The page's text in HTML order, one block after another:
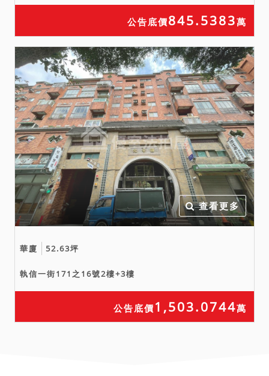
司法資源有限，縱經本院以
通常方式予以調查，仍難保
證絕無上情，此部分請投標
人斟酌自行查明注意，於
「應買前」或「投標前」應
自行向鄰里機關查訪探詢，
於綜合考量相關風險後再行
投標或應買。拍定後均不得
以此為由聲請減少價金或聲
請撤銷拍定。
九、投標人應攜帶國民身分
證、印章、如委任他人代為
投標、應提出委任狀與受任
人之身分證、印章；投標人
項規定，向土地或建物所在
該不動產之資格證明，於投
標時一併提出。
公告底價845.5383萬
查看更多
華廈 52.63坪
執信一街171之16號2樓+3樓
公告底價 1,503.0744萬